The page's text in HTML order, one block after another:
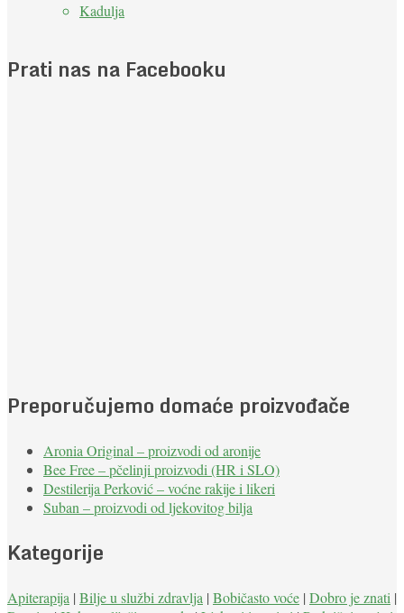
Kadulja
Prati nas na Facebooku
Preporučujemo domaće proizvođače
Aronia Original – proizvodi od aronije
Bee Free – pčelinji proizvodi (HR i SLO)
Destilerija Perković – voćne rakije i likeri
Suban – proizvodi od ljekovitog bilja
Kategorije
Apiterapija | Bilje u službi zdravlja | Bobičasto voće | Dobro je znati |